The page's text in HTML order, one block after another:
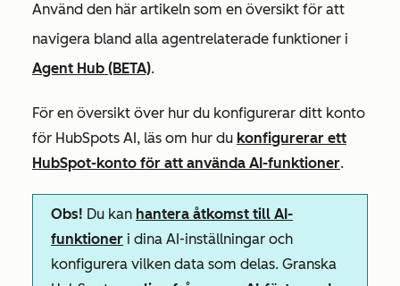
Använd den här artikeln som en översikt för att
navigera bland alla agentrelaterade funktioner i
Agent Hub (BETA).
För en översikt över hur du konfigurerar ditt konto
för HubSpots AI, läs om hur du konfigurerar ett
HubSpot-konto för att använda AI-funktioner.
Obs! Du kan hantera åtkomst till AI-
funktioner i dina AI-inställningar och
konfigurera vilken data som delas. Granska